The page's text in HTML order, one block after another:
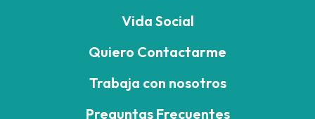
Vida Social
Quiero Contactarme
Trabaja con nosotros
Preguntas Frecuentes